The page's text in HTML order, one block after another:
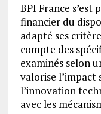
BPI France s’est
financier du
adapté ses
compte des
examinés selon
valorise l’impact
l’innovation
avec les